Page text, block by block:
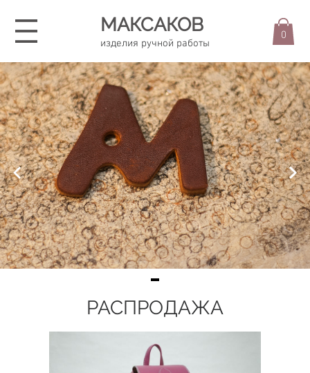
МАКСАКОВ
изделия ручной работы
0
РАСПРОДАЖА